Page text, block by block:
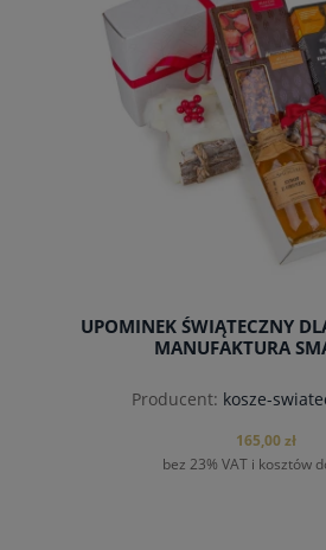
UPOMINEK ŚWIĄTECZNY
MANUFAKTURA
Producent: kosze-
165,00 zł
bez 23% VAT i kosztów